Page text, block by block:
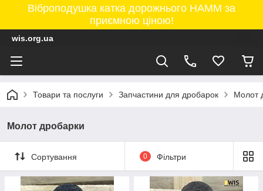
Віброподушка катка дорожнього HAMM за
приємною ціною!
wis.org.ua
Товари та послуги Запчастини для дробарок Молот
Молот дробарки
Сортування 0 Фільтри